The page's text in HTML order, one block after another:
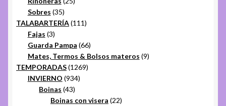
Sobres 3535
productos
TALABARTERÍA 111111
Fajas 33
productos
Guarda Pampa 6666
productos
Mates, Termos & Bolsos materos 99
TEMPORADAS 12691269
INVIERNO 934934
Boinas 4343
productos
Boinas con visera 2222